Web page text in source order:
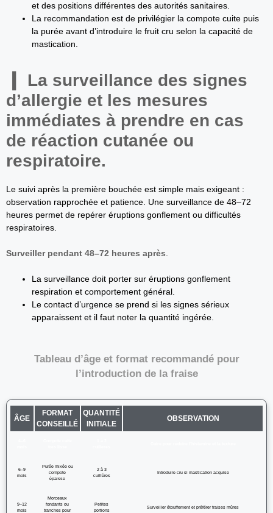
et des positions différentes des autorités sanitaires.
La recommandation est de privilégier la compote cuite puis
la purée avant d’introduire le fruit cru selon la capacité de
mastication.
La surveillance des signes
d’allergie et les mesures
immédiates à prendre en cas
de réaction cutanée ou
respiratoire.
Le suivi après la première bouchée est simple mais exigeant :
observation rapprochée et patience. Une surveillance de 48–72
heures permet de repérer éruptions gonflement ou difficultés
respiratoires.
Surveiller pendant 48–72 heures après
La surveillance doit porter sur éruptions gonflement
respiration et comportement général.
Le contact d’urgence se prend si les signes sérieux
apparaissent et il faut noter la quantité ingérée.
Tableau d’âge et format recommandé pour
l’introduction de la fraise
ÂGE
FORMAT
CONSEILLÉ
QUANTITÉ
INITIALE
OBSERVATION
6–9
mois
Purée mixée ou
compote
épaisse
2 à 3
cuillères
Introduire cru si mastication acquise
9–12
mois
Morceaux
fondants ou
tranches pour
Petites
portions
Surveiller étouffement et préférer fraises mûres